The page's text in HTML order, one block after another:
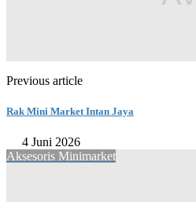
Previous article
Rak Mini Market Intan Jaya
4 Juni 2026
Aksesoris Minimarket